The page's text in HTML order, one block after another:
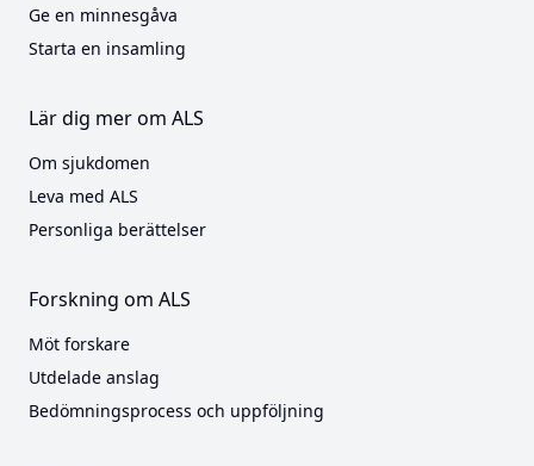
Ge en minnesgåva
Starta en insamling
Lär dig mer om ALS
Om sjukdomen
Leva med ALS
Personliga berättelser
Forskning om ALS
Möt forskare
Utdelade anslag
Bedömningsprocess och uppföljning